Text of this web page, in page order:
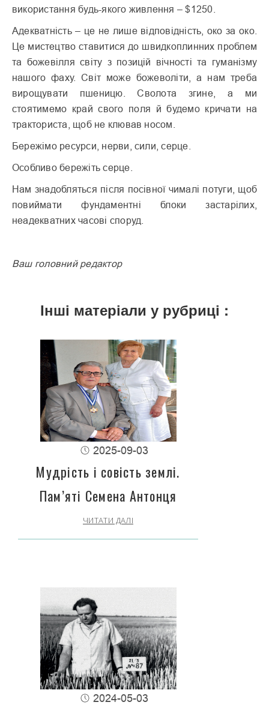
використання будь-якого живлення – $1250.
Адекватність – це не лише відповідність, око за око.
Це мистецтво ставитися до швидкоплинних проблем
та божевілля світу з позицій вічності та гуманізму
нашого фаху. Світ може божеволіти, а нам треба
вирощувати пшеницю. Сволота згине, а ми
стоятимемо край свого поля й будемо кричати на
тракториста, щоб не клював носом.
Бережімо ресурси, нерви, сили, серце.
Особливо бережіть серце.
Нам знадобляться після посівної чималі потуги, щоб
повиймати фундаментні блоки застарілих,
неадекватних часові споруд.
Ваш головний редактор
Інші матеріали у рубриці :
2025-09-03
Мудрість і совість землі.
Пам’яті Семена Антонця
ЧИТАТИ ДАЛІ
2024-05-03